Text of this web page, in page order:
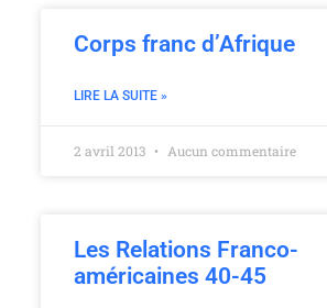
Corps franc d’Afrique
LIRE LA SUITE »
2 avril 2013 Aucun commentaire
Les Relations Franco-
américaines 40-45